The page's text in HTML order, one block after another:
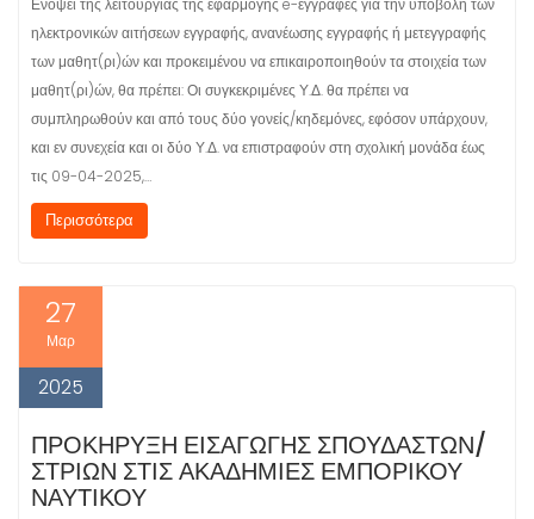
ηλεκτρονικών αιτήσεων εγγραφής, ανανέωσης εγγραφής ή μετεγγραφής
των μαθητ(ρι)ών και προκειμένου να επικαιροποιηθούν τα στοιχεία των
μαθητ(ρι)ών, θα πρέπει: Οι συγκεκριμένες Υ.Δ. θα πρέπει να
συμπληρωθούν και από τους δύο γονείς/κηδεμόνες, εφόσον υπάρχουν,
και εν συνεχεία και οι δύο Υ.Δ. να επιστραφούν στη σχολική μονάδα έως
τις 09-04-2025,…
Περισσότερα
27
Μαρ
2025
ΠΡΟΚΉΡΥΞΗ ΕΙΣΑΓΩΓΉΣ ΣΠΟΥΔΑΣΤΏΝ/
ΣΤΡΙΏΝ ΣΤΙΣ ΑΚΑΔΗΜΊΕΣ ΕΜΠΟΡΙΚΟΎ
ΝΑΥΤΙΚΟΎ